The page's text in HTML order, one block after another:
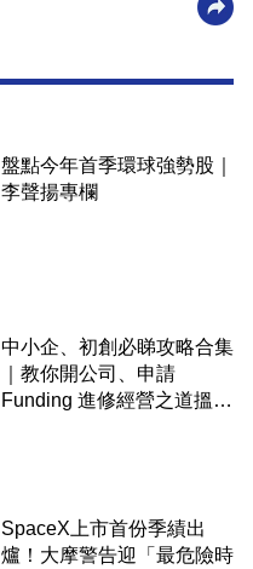
盤點今年首季環球強勢股｜
李聲揚專欄
中小企、初創必睇攻略合集
｜教你開公司、申請
Funding 進修經營之道搵大
SpaceX上市首份季績出
爐！大摩警告迎「最危險時